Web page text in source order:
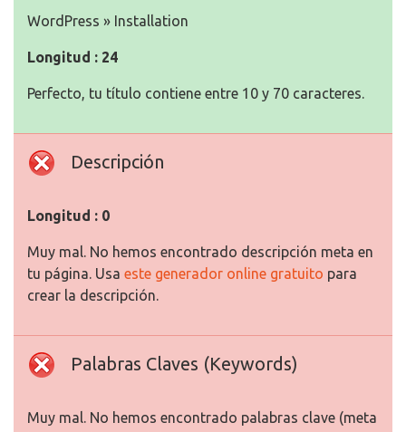
WordPress » Installation
Longitud : 24
Perfecto, tu título contiene entre 10 y 70 caracteres.
Descripción
Longitud : 0
Muy mal. No hemos encontrado descripción meta en
tu página. Usa este generador online gratuito para
crear la descripción.
Palabras Claves (Keywords)
Muy mal. No hemos encontrado palabras clave (meta